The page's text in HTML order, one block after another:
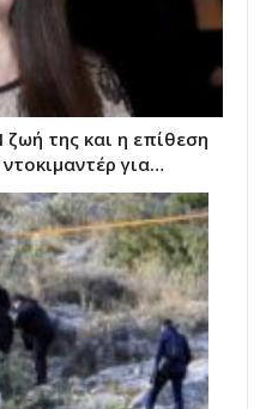
της και η επίθεση
ντοκιμαντέρ για…